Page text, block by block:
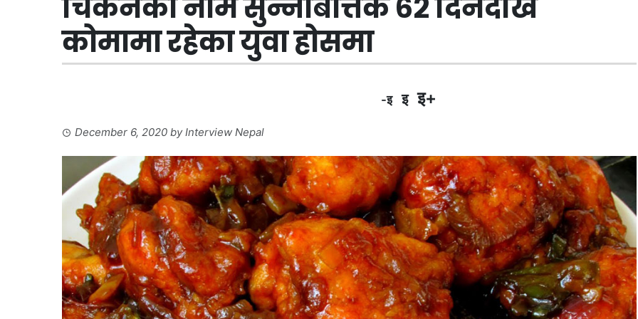
कोमामा रहेका युवा होसमा
-इ इ इ+
December 6, 2020 byInterview Nepal